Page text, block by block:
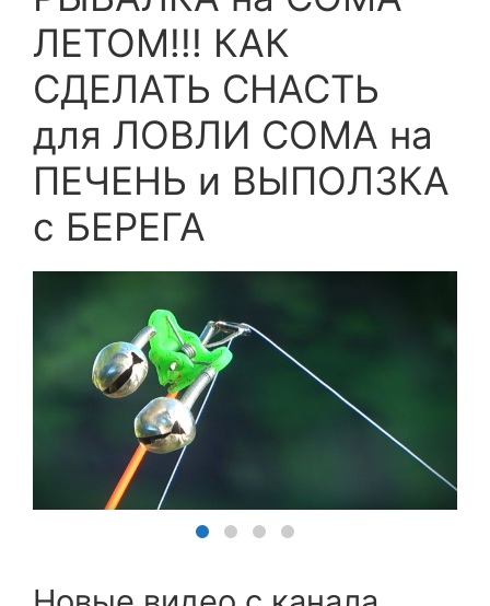
ЛЕТОМ!!! КАК
СДЕЛАТЬ СНАСТЬ
для ЛОВЛИ СОМА на
ПЕЧЕНЬ и ВЫПОЛЗКА
с БЕРЕГА